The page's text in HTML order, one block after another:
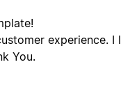
experience.
You.